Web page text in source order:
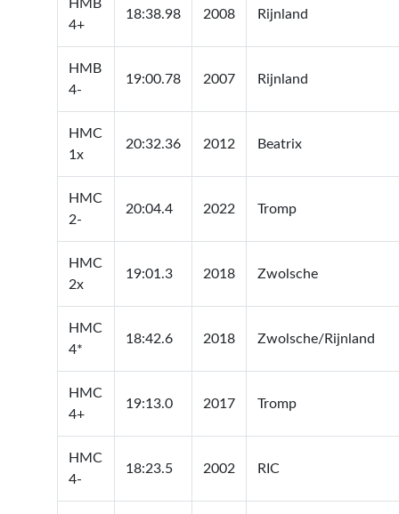
HMB
4+
18:38.98 2008 Rijnland
HMB
4-
19:00.78 2007 Rijnland
HMC
1x
20:32.36 2012 Beatrix
HMC
2-
20:04.4 2022 Tromp
HMC
2x
19:01.3 2018 Zwolsche
HMC
4*
18:42.6 2018 Zwolsche/Rijnland
HMC
4+
19:13.0 2017 Tromp
HMC
4-
18:23.5 2002 RIC